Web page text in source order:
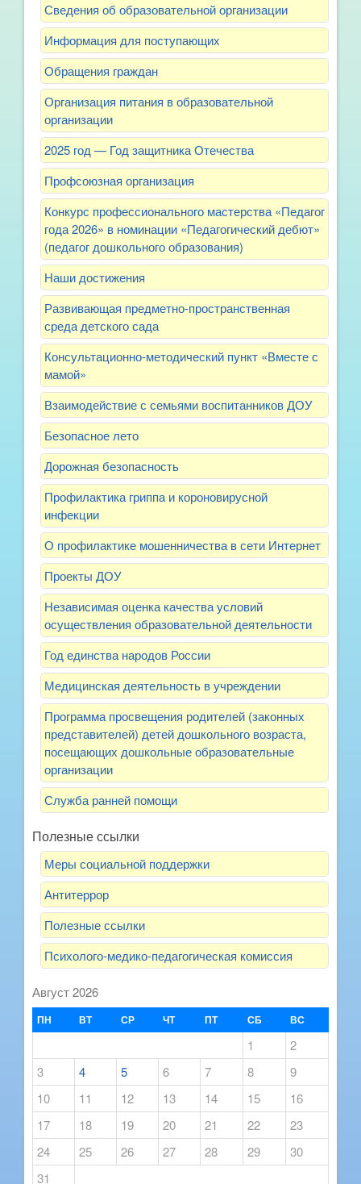
Сведения об образовательной организации
Информация для поступающих
Обращения граждан
Организация питания в образовательной
организации
2025 год — Год защитника Отечества
Профсоюзная организация
Конкурс профессионального мастерства «Педагог
года 2026» в номинации «Педагогический дебют»
(педагог дошкольного образования)
Наши достижения
Развивающая предметно-пространственная
среда детского сада
Консультационно-методический пункт «Вместе с
мамой»
Взаимодействие с семьями воспитанников ДОУ
Безопасное лето
Дорожная безопасность
Профилактика гриппа и короновирусной
инфекции
О профилактике мошенничества в сети Интернет
Проекты ДОУ
Независимая оценка качества условий
осуществления образовательной деятельности
Год единства народов России
Медицинская деятельность в учреждении
Программа просвещения родителей (законных
представителей) детей дошкольного возраста,
посещающих дошкольные образовательные
организации
Служба ранней помощи
Полезные ссылки
Меры социальной поддержки
Антитеррор
Полезные ссылки
Психолого-медико-педагогическая комиссия
Август 2026
ПН ВТ СР ЧТ ПТ СБ ВС
1
2
3
4 5 6 7 8
9
10
11 12 13 14 15
16
17
18 19 20 21 22
23
24
25 26 27 28 29
30
31